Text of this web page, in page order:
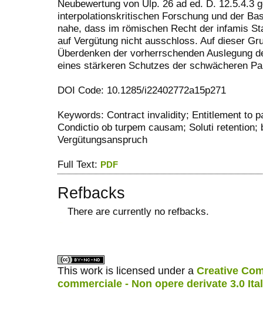
Neubewertung von Ulp. 26 ad ed. D. 12.5.4.3
interpolationskritischen Forschung und der
nahe, dass im römischen Recht der infamis
auf Vergütung nicht ausschloss. Auf dieser
Überdenken der vorherrschenden Auslegung
eines stärkeren Schutzes der schwächeren
DOI Code: 10.1285/i22402772a15p271
Keywords: Contract invalidity; Entitlement to
Condictio ob turpem causam; Soluti
Vergütungsanspruch
Full Text: PDF
Refbacks
There are currently no refbacks.
This work is licensed under a Creative
commerciale - Non opere derivate 3.0